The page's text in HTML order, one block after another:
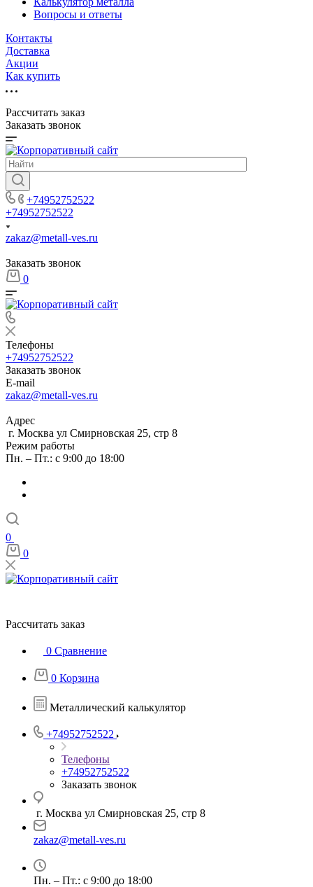
Вопросы и ответы
Контакты
Доставка
Акции
Как купить
Рассчитать заказ
Заказать звонок
+74952752522
+74952752522
zakaz@metall-ves.ru
Заказать звонок
0
Телефоны
+74952752522
Заказать звонок
E-mail
zakaz@metall-ves.ru
Адрес
г. Москва ул Смирновская 25, стр 8
Режим работы
Пн. – Пт.: с 9:00 до 18:00
0
0
Рассчитать заказ
0 Сравнение
0 Корзина
Металлический калькулятор
+74952752522
Телефоны
+74952752522
Заказать звонок
г. Москва ул Смирновская 25, стр 8
zakaz@metall-ves.ru
Пн. – Пт.: с 9:00 до 18:00